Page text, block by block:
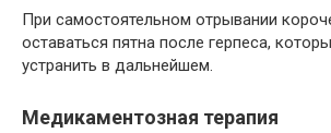
При самостоятельном отрывании
оставаться пятна после герпеса,
устранить в дальнейшем.
Медикаментозная терапия